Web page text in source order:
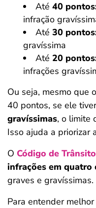
Até 40
infração
Até 30
gravíssima
Até 20
infrações
Ou seja, mesmo que
40 pontos, se ele
gravíssimas, o limite
Isso ajuda a priorizar
O Código de
infrações em quatro
graves e gravíssimas.
Para entender